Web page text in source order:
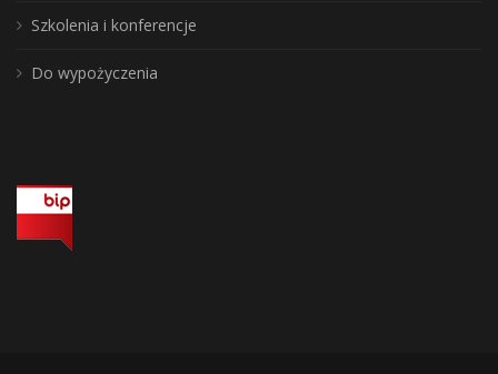
Szkolenia i konferencje
Do wypożyczenia